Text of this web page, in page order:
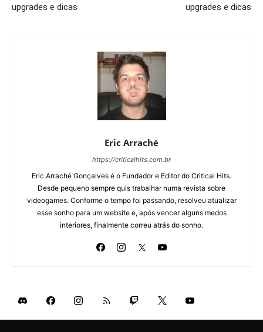
upgrades e dicas
upgrades e dicas
Eric Arraché
https://criticalhits.com.br
Eric Arraché Gonçalves é o Fundador e Editor do Critical Hits.
Desde pequeno sempre quis trabalhar numa revista sobre
videogames. Conforme o tempo foi passando, resolveu atualizar
esse sonho para um website e, após vencer alguns medos
interiores, finalmente correu atrás do sonho.